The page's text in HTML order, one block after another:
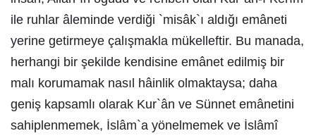
ile ruhlar âleminde verdiği `misâk`ı aldığı emâneti
yerine getirmeye çalışmakla mükelleftir. Bu manada,
herhangi bir şekilde kendisine emânet edilmiş bir
malı korumamak nasıl hâinlik olmaktaysa; daha
geniş kapsamlı olarak Kur`ân ve Sünnet emânetini
sahiplenmemek, İslâm`a yönelmemek ve İslâmî